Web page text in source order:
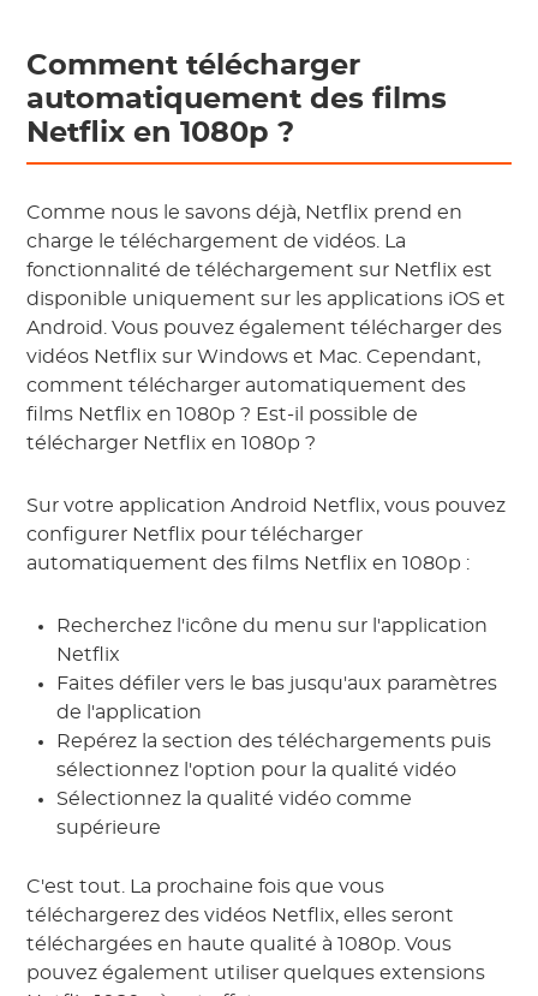
Comment télécharger
automatiquement des films
Netflix en 1080p ?
Comme nous le savons déjà, Netflix prend en
charge le téléchargement de vidéos. La
fonctionnalité de téléchargement sur Netflix est
disponible uniquement sur les applications iOS et
Android. Vous pouvez également télécharger des
vidéos Netflix sur Windows et Mac. Cependant,
comment télécharger automatiquement des
films Netflix en 1080p ? Est-il possible de
télécharger Netflix en 1080p ?
Sur votre application Android Netflix, vous pouvez
configurer Netflix pour télécharger
automatiquement des films Netflix en 1080p :
Recherchez l'icône du menu sur l'application
Netflix
Faites défiler vers le bas jusqu'aux paramètres
de l'application
Repérez la section des téléchargements puis
sélectionnez l'option pour la qualité vidéo
Sélectionnez la qualité vidéo comme
supérieure
C'est tout. La prochaine fois que vous
téléchargerez des vidéos Netflix, elles seront
téléchargées en haute qualité à 1080p. Vous
pouvez également utiliser quelques extensions